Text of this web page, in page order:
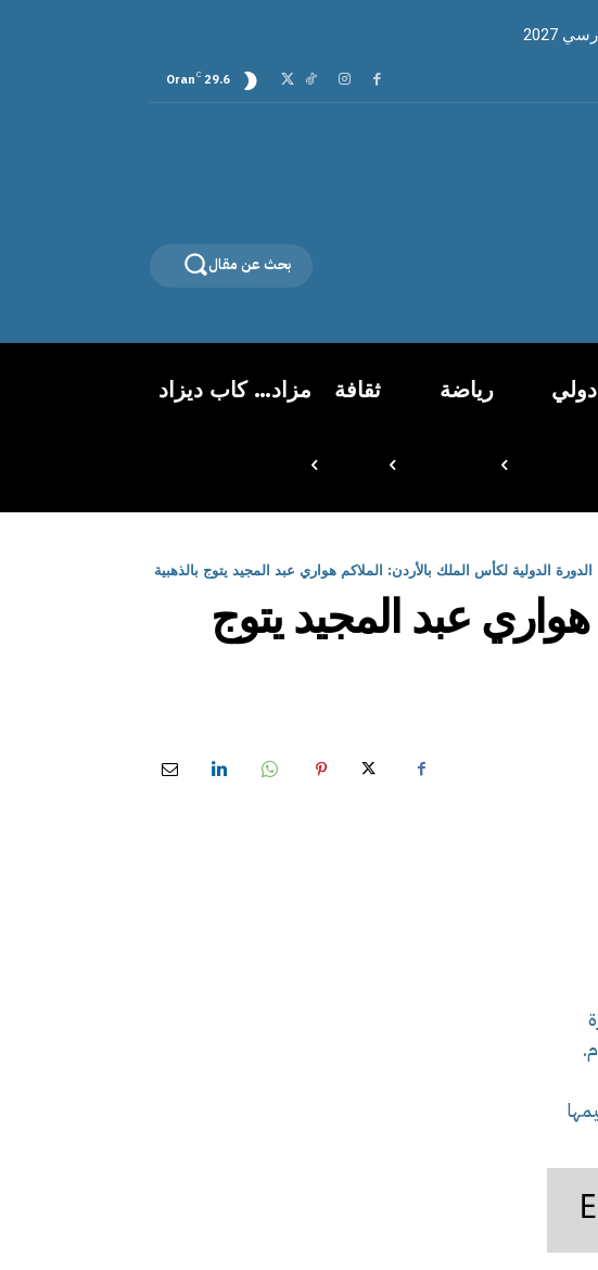
2027
29.6
C
Oran
بحث عن مقال
دولي رياضة ثقافة مزاد… كاب ديزاد
الدورة الدولية لكأس الملك بالأردن: الملاكم هواري عبد المجيد يتوج بالذهبية
هواري عبد المجيد يتوج